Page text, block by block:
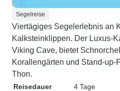
Segelreise
Viertägiges Segelerlebnis an
Kalksteinklippen. Der Luxus-
Viking Cave, bietet
Korallengärten und Stand-up-
Thon.
Reisedauer
4 Tage